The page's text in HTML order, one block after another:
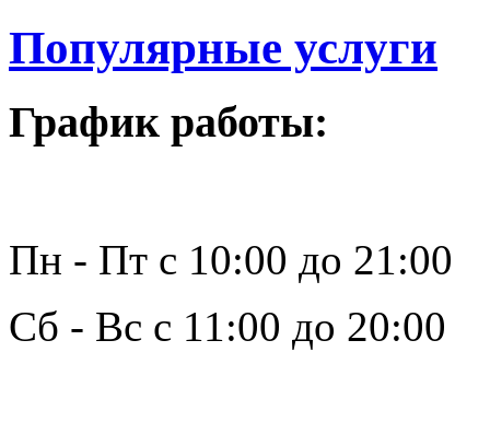
Популярные услуги
График работы:
Пн - Пт с 10:00 до 21:00
Сб - Вс с 11:00 до 20:00